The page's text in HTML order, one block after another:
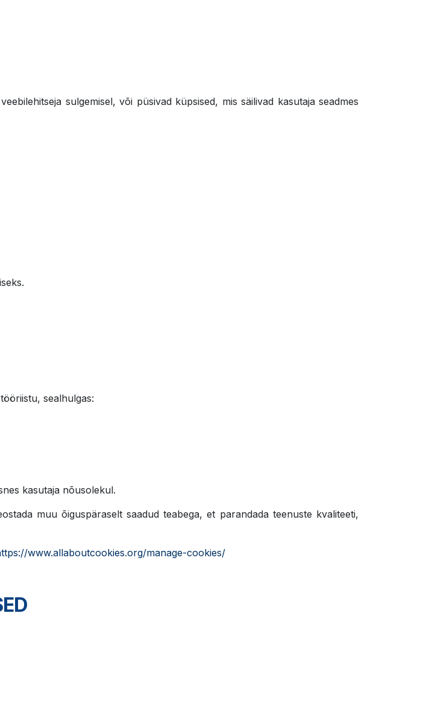
sulgemisel, või püsivad küpsised, mis säilivad kasutaja seadmes
sealhulgas:
kasutaja nõusolekul.
muu õiguspäraselt saadud teabega, et parandada teenuste kvaliteeti,
www.allaboutcookies.org/manage-cookies/